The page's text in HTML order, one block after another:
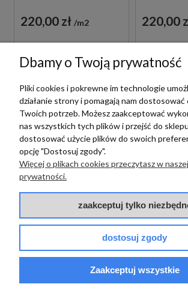
220,00 zł m2 220,00
Vives
CEMENTO 80X180
PŁYTKI KAMIENNE
VIVES
80X180
Dbamy o Twoją prywatność
Pliki cookies i pokrewne im technologie
działanie strony i pomagają nam
Twoich potrzeb. Możesz zaakceptować
nas wszystkich tych plików i przejść do
dostosować użycie plików do swoich
opcję "Dostosuj zgody".
Więcej o plikach cookies przeczytasz w
prywatności.
zaakceptuj tylko
dostosuj zgody
Zaakceptuj wszystkie